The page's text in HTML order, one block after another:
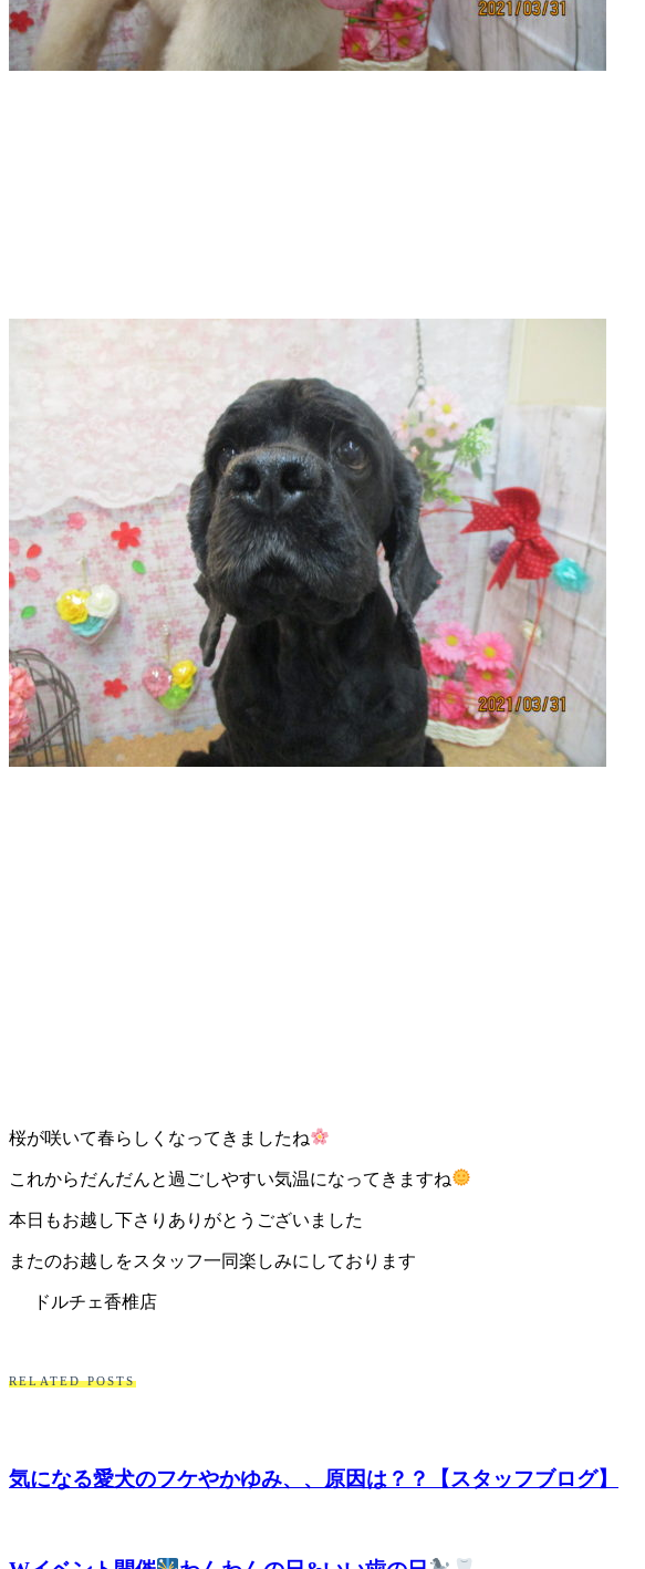
店）
｜
ン・
ホ
テ
ル
桜が咲いて春らしくなってきましたね
これからだんだんと過ごしやすい気温になってきますね
本日もお越し下さりありがとうございました
またのお越しをスタッフ一同楽しみにしております
ドルチェ香椎店
RELATED POSTS
気になる愛犬のフケやかゆみ、、原因は？？【スタッフブログ】